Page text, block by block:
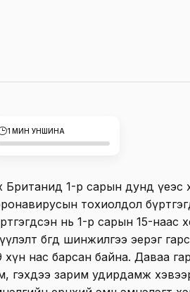
1 МИН УНШИНА
Британид 1-р сарын дунд үеэс
тохиолдол
нь 1-р сарын 15-наас
бөгөөд шинжилгээ эерэг
хүн нас барсан байна. Даваа
гэхдээ зарим удирдамж